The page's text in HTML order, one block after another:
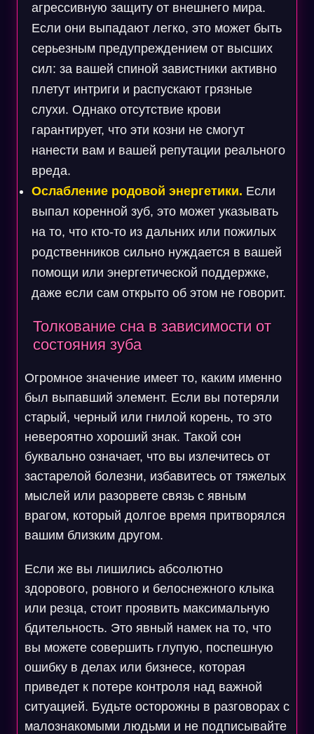
агрессивную защиту от внешнего мира.
Если они выпадают легко, это может быть
серьезным предупреждением от высших
сил: за вашей спиной завистники активно
плетут интриги и распускают грязные
слухи. Однако отсутствие крови
гарантирует, что эти козни не смогут
нанести вам и вашей репутации реального
вреда.
Ослабление родовой энергетики. Если
выпал коренной зуб, это может указывать
на то, что кто-то из дальних или пожилых
родственников сильно нуждается в вашей
помощи или энергетической поддержке,
даже если сам открыто об этом не говорит.
Толкование сна в зависимости от
состояния зуба
Огромное значение имеет то, каким именно
был выпавший элемент. Если вы потеряли
старый, черный или гнилой корень, то это
невероятно хороший знак. Такой сон
буквально означает, что вы излечитесь от
застарелой болезни, избавитесь от тяжелых
мыслей или разорвете связь с явным
врагом, который долгое время притворялся
вашим близким другом.
Если же вы лишились абсолютно
здорового, ровного и белоснежного клыка
или резца, стоит проявить максимальную
бдительность. Это явный намек на то, что
вы можете совершить глупую, поспешную
ошибку в делах или бизнесе, которая
приведет к потере контроля над важной
ситуацией. Будьте осторожны в разговорах с
малознакомыми людьми и не подписывайте